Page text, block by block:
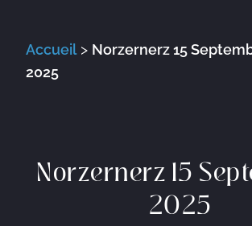
Accueil> Norzernerz 15
2025
Norzernerz 15
2025